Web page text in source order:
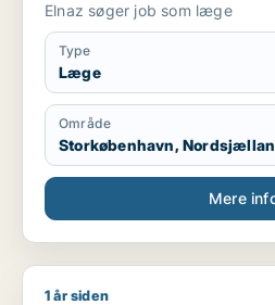
Elnaz søger job som læge
Type
Læge
Område
Storkøbenhavn,
Mere
Jeg søger job som læge
1 år siden